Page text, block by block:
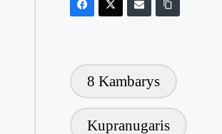
8 Kambarys
Kupranugaris